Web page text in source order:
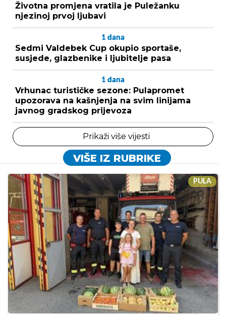
Životna promjena vratila je Puležanku
njezinoj prvoj ljubavi
1 dana
Sedmi Valdebek Cup okupio sportaše,
susjede, glazbenike i ljubitelje pasa
1 dana
Vrhunac turističke sezone: Pulapromet
upozorava na kašnjenja na svim linijama
javnog gradskog prijevoza
Prikaži više vijesti
VIŠE IZ RUBRIKE
PULA